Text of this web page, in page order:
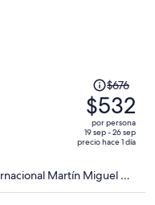
El
precio
era
de
$676
ahora
$676
$532
por persona
19 sep - 26 sep
precio hace 1 día
Martín Miguel de